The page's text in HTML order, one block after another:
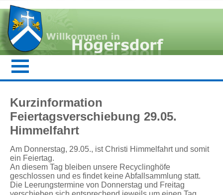
Kurzinformation
Feiertagsverschiebung 29.05.
Himmelfahrt
Am Donnerstag, 29.05., ist Christi Himmelfahrt und somit
ein Feiertag.
An diesem Tag bleiben unsere Recyclinghöfe
geschlossen und es findet keine Abfallsammlung statt.
Die Leerungstermine von Donnerstag und Freitag